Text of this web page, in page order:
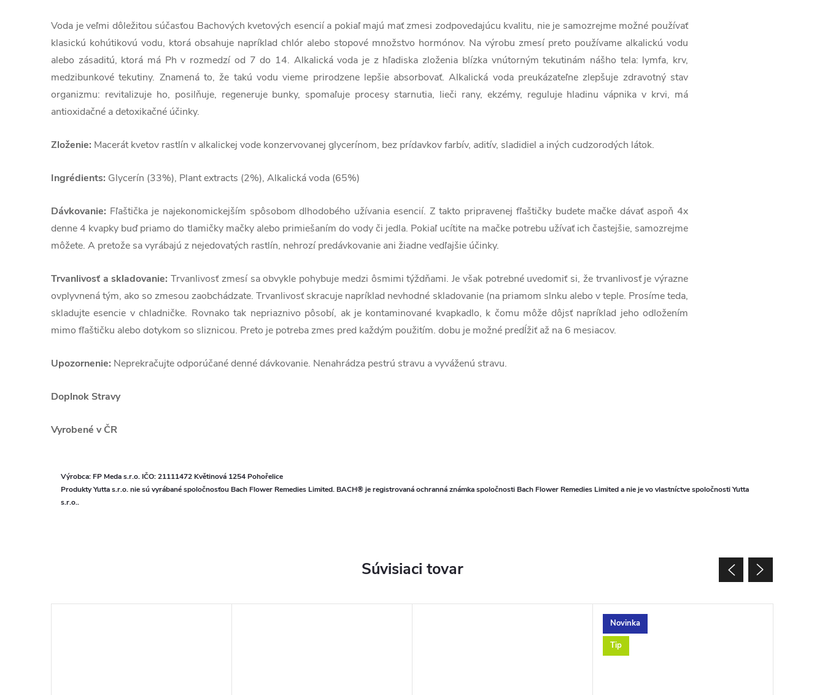
Voda je veľmi dôležitou súčasťou Bachových kvetových esencií a pokiaľ majú mať zmesi zodpovedajúcu kvalitu, nie je samozrejme možné používať
klasickú kohútikovú vodu, ktorá obsahuje napríklad chlór alebo stopové množstvo hormónov. Na výrobu zmesí preto používame alkalickú vodu
alebo zásaditú, ktorá má Ph v rozmedzí od 7 do 14. Alkalická voda je z hľadiska zloženia blízka vnútorným tekutinám nášho tela: lymfa, krv,
medzibunkové tekutiny. Znamená to, že takú vodu vieme prirodzene lepšie absorbovať. Alkalická voda preukázateľne zlepšuje zdravotný stav
organizmu: revitalizuje ho, posilňuje, regeneruje bunky, spomaľuje procesy starnutia, lieči rany, ekzémy, reguluje hladinu vápnika v krvi, má
antioxidačné a detoxikačné účinky.
Zloženie: Macerát kvetov rastlín v alkalickej vode konzervovanej glycerínom, bez prídavkov farbív, aditív, sladidiel a iných cudzorodých látok.
Ingrédients: Glycerín (33%), Plant extracts (2%), Alkalická voda (65%)
Dávkovanie: Fľaštička je najekonomickejším spôsobom dlhodobého užívania esencií. Z takto pripravenej fľaštičky budete mačke dávať aspoň 4x
denne 4 kvapky buď priamo do tlamičky mačky alebo primiešaním do vody či jedla. Pokiaľ ucítite na mačke potrebu užívať ich častejšie, samozrejme
môžete. A pretože sa vyrábajú z nejedovatých rastlín, nehrozí predávkovanie ani žiadne vedľajšie účinky.
Trvanlivosť a skladovanie: Trvanlivosť zmesí sa obvykle pohybuje medzi ôsmimi týždňami. Je však potrebné uvedomiť si, že trvanlivosť je výrazne
ovplyvnená tým, ako so zmesou zaobchádzate. Trvanlivosť skracuje napríklad nevhodné skladovanie (na priamom slnku alebo v teple. Prosíme teda,
skladujte esencie v chladničke. Rovnako tak nepriaznivo pôsobí, ak je kontaminované kvapkadlo, k čomu môže dôjsť napríklad jeho odložením
mimo fľaštičku alebo dotykom so sliznicou. Preto je potreba zmes pred každým použitím. dobu je možné predĺžiť až na 6 mesiacov.
Upozornenie: Neprekračujte odporúčané denné dávkovanie. Nenahrádza pestrú stravu a vyváženú stravu.
Doplnok Stravy
Vyrobené v ČR
Výrobca: FP Meda s.r.o. IČO: 21111472 Květinová 1254 Pohořelice
Produkty Yutta s.r.o. nie sú vyrábané spoločnosťou Bach Flower Remedies Limited. BACH® je registrovaná ochranná známka spoločnosti Bach Flower Remedies Limited a nie je vo vlastníctve spoločnosti Yutta
s.r.o..
Súvisiaci tovar
Novinka
Tip